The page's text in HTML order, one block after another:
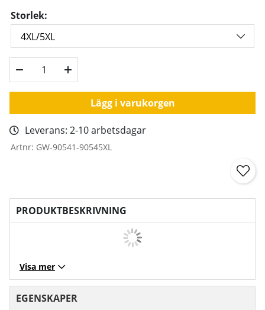
Storlek:
Lägg i varukorgen
Leverans: 2-10 arbetsdagar
Artnr: GW-90541-90545XL
PRODUKTBESKRIVNING
Visa mer
EGENSKAPER